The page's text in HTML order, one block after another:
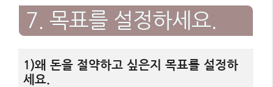
7. 목표를 설정하세요.
1)왜 돈을 절약하고 싶은지 목표를 설정하
세요.